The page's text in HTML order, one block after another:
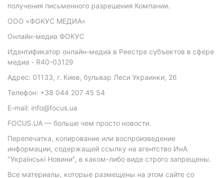
получения письменного разрешения Компании.
ООО «ФОКУС МЕДИА»
Онлайн-медиа ФОКУС
Идентификатор онлайн-медиа в Реестре субъектов в сфере
медиа - R40-03129
Адрес: 01133, г. Киев, бульвар Леси Украинки, 26
Телефон: +38 044 207 45 54
E-mail: info@focus.ua
FOCUS.UA — больше чем просто новости.
Перепечатка, копирование или воспроизведение
информации, содержащей ссылку на агентство ИнА
"Українські Новини", в каком-либо виде строго запрещены.
Все материалы, которые размещены на этом сайте со